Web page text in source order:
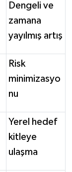
Dengeli ve
zamana
yayılmış artış
Risk
minimizasyo
nu
Yerel hedef
kitleye
ulaşma